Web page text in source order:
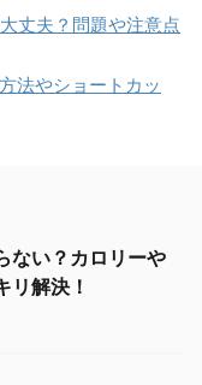
丈夫？問題や注意点
法やショートカッ
ない？カロリーや
リ解決！